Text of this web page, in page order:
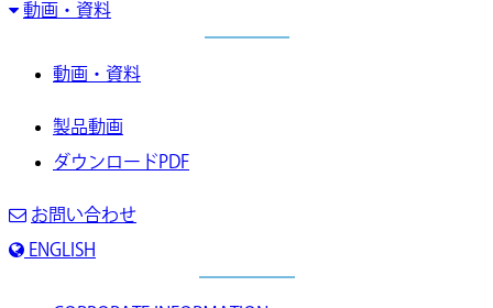
動画・資料
動画・資料
製品動画
ダウンロードPDF
お問い合わせ
ENGLISH